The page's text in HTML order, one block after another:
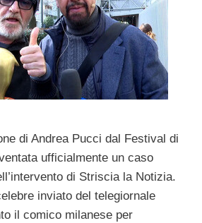
di Andrea Pucci dal Festival di
ufficialmente un caso
di Striscia la Notizia.
inviato del telegiornale
il comico milanese per